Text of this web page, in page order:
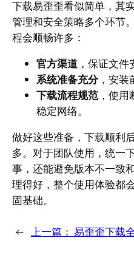
下载易歪歪看似简单，其
管理和安全策略多个环节
程会顺畅许多：
官方渠道 ，保证文件
系统准备充分 ，安
下载流程规范，使用
稳定网络。
做好这些准备，下载顺利
多。对于团队使用，统一
事，还能避免版本不一致
理得好，整个使用体验都
固基础。
← 上一篇： 易歪歪下载